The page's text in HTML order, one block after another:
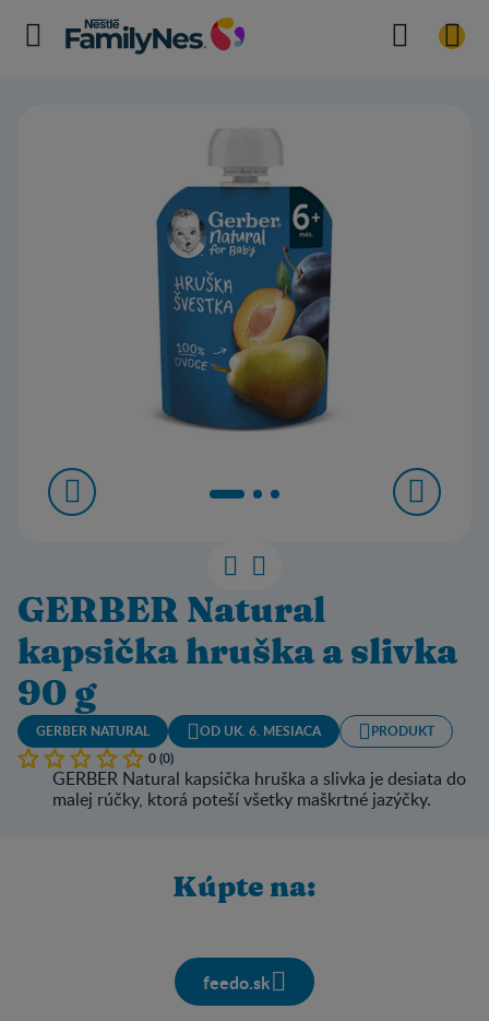
GERBER Natural
kapsička hruška a slivka
90 g
GERBER NATURAL OD UK. 6. MESIACA
PRODUKT
0 (0)
GERBER Natural kapsička hruška a slivka je desiata do
malej rúčky, ktorá poteší všetky maškrtné jazýčky.
Kúpte na:
feedo.sk